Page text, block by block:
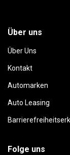
Über uns
Über Uns
Kontakt
Automarken
Auto Leasing
Folge uns